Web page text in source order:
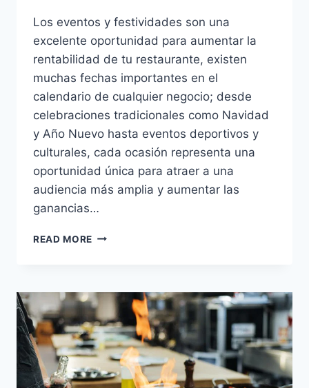
Los eventos y festividades son una
excelente oportunidad para aumentar la
rentabilidad de tu restaurante, existen
muchas fechas importantes en el
calendario de cualquier negocio; desde
celebraciones tradicionales como Navidad
y Año Nuevo hasta eventos deportivos y
culturales, cada ocasión representa una
oportunidad única para atraer a una
audiencia más amplia y aumentar las
ganancias…
READ MORE ¿CÓMO
Y
FESTIVIDADES
PARA
AUMENTAR
LA
RENTABILIDAD
EN